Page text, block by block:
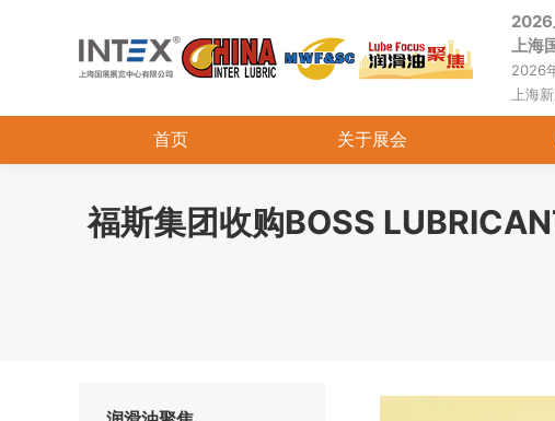
2026
上海
2026
上海
首页 关于展会
福斯集团收购BOSS
首